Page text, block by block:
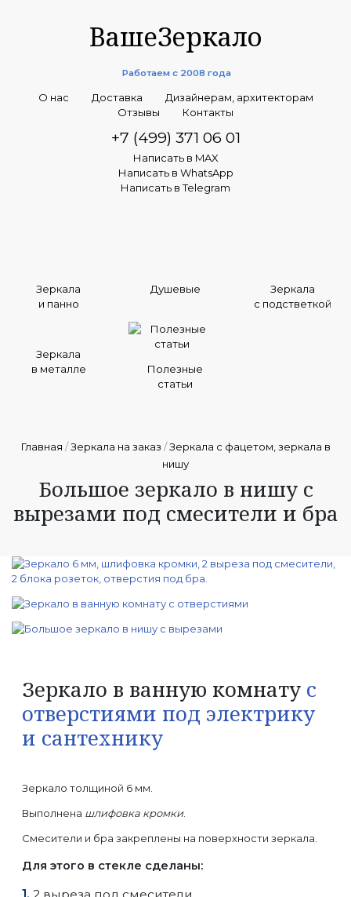
ВашеЗеркало
Работаем с 2008 года
О нас Доставка
Дизайнерам, архитекторам
Отзывы
Контакты
+7 (499) 371 06 01
Написать в MAX
Написать в WhatsApp
Написать в Telegram
Зеркала
и панно
Душевые
Зеркала
с подстветкой
Зеркала
в металле
Полезные
статьи
Главная /Зеркала на заказ /Зеркала с фацетом, зеркала в
нишу
Большое зеркало в нишу с
вырезами под смесители и бра
Зеркало в ванную комнату с
отверстиями под электрику
и сантехнику
Зеркало толщиной 6 мм.
Выполнена шлифовка кромки.
Смесители и бра закреплены на поверхности зеркала.
Для этого в стекле сделаны: